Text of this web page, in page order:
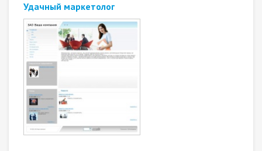
Удачный маркетолог